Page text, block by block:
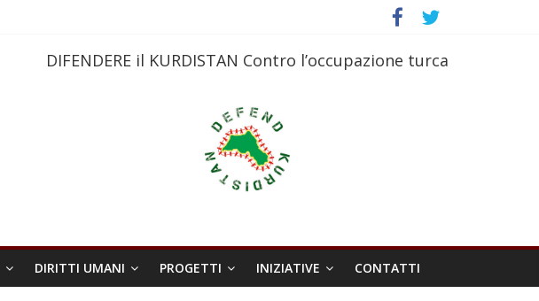
DIFENDERE il KURDISTAN Contro l’occupazione turca
DIRITTI UMANI PROGETTI INIZIATIVE CONTATTI